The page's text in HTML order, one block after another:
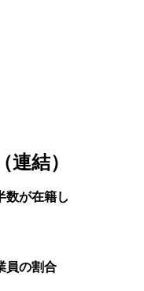
（連結）
数が在籍し
員の割合